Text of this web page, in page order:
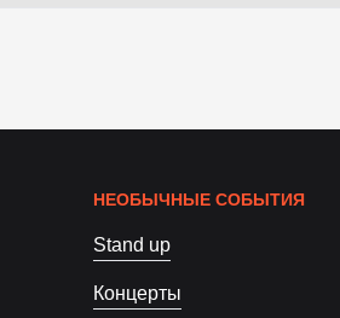
НЕОБЫЧНЫЕ СОБЫТИЯ
Stand up
Концерты